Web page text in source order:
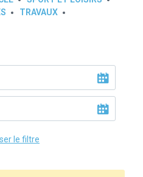
TRAVAUX
le filtre